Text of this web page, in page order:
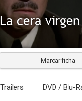
La cera virgen
Marcar ficha
Trailers DVD / Blu-